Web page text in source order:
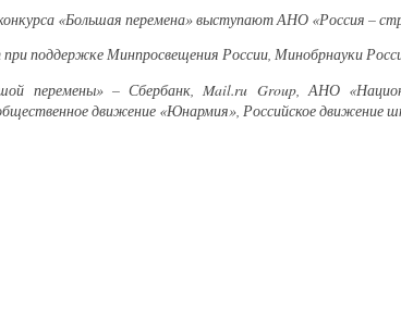
«Большая перемена» выступают АНО «Россия –
при поддержке Минпросвещения России, Минобрнауки
перемены» – Сбербанк, Mail.ru Group, АНО
движение «Юнармия», Российское движение